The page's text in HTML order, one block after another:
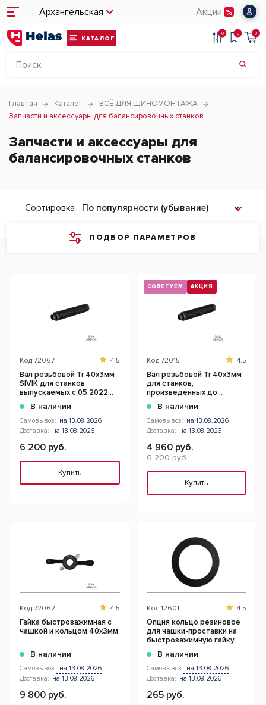
Архангельская Акции
КАТАЛОГ
0 0 0
Главная Каталог
ВСЁ ДЛЯ ШИНОМОНТАЖА
Запчасти и аксессуары для балансировочных станков
Запчасти и аксессуары для
балансировочных станков
ПОДБОР ПАРАМЕТРОВ
Сортировка
Код 72067 4.5
Вал резьбовой Tr 40х3мм
SIVIK для станков
выпускаемых с 05.2022
В наличии
Самовывоз: на 13.08.2026
Доставка: на 13.08.2026
6 200 руб.
Купить
СОВЕТУЕМ АКЦИЯ
Код 72015 4.5
Вал резьбовой Tr 40х3мм
для станков,
произведенных до
В наличии
Самовывоз: на 13.08.2026
Доставка: на 13.08.2026
4 960 руб.
6 200 руб.
Купить
Код 72062 4.5
Гайка быстрозажимная с
чашкой и кольцом 40х3мм
В наличии
Самовывоз: на 13.08.2026
Доставка: на 13.08.2026
9 800 руб.
Код 12601 4.5
Опция кольцо резиновое
для чашки-проставки на
быстрозажимную гайку
В наличии
Самовывоз: на 13.08.2026
Доставка: на 13.08.2026
265 руб.